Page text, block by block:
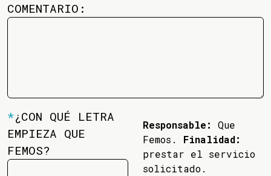
COMENTARIO:
*¿CON QUÉ LETRA
EMPIEZA QUE
FEMOS?
Responsable:
Que
Femos. Finalidad:
prestar el servicio
solicitado.